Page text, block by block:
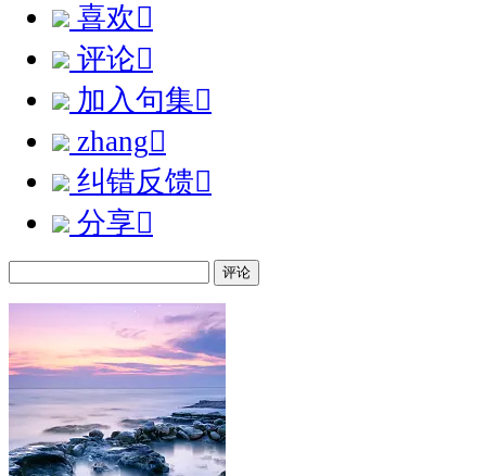
喜欢
评论
加入句集
zhang
纠错反馈
分享
评论